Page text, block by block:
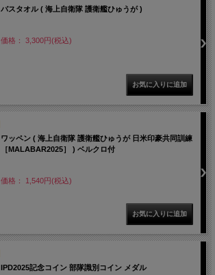
バスタオル ( 海上自衛隊 護衛艦ひゅうが )
価格： 3,300円(税込)
ワッペン ( 海上自衛隊 護衛艦ひゅうが 日米印豪共同訓練
［MALABAR2025］ ) ベルクロ付
価格： 1,540円(税込)
IPD2025記念コイン 部隊識別コイン メダル